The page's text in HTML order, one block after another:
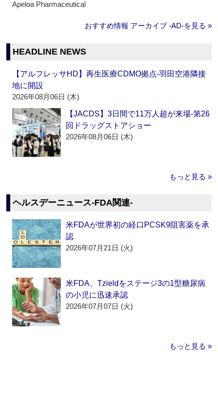
Apeloa Pharmaceutical
おすすめ情報 アーカイブ ‐AD‐を見る »
HEADLINE NEWS
【アルフレッサHD】再生医療CDMO拠点‐羽田空港隣接
地に開設
2026年08月06日 (木)
【JACDS】3日間で11万人超が来場‐第26
回ドラッグストアショー
2026年08月06日 (木)
もっと見る »
ヘルスデーニュース‐FDA関連‐
米FDAが世界初の経口PCSK9阻害薬を承
認
2026年07月21日 (火)
米FDA、Tzieldをステージ3の1型糖尿病
の小児に迅速承認
2026年07月07日 (火)
もっと見る »